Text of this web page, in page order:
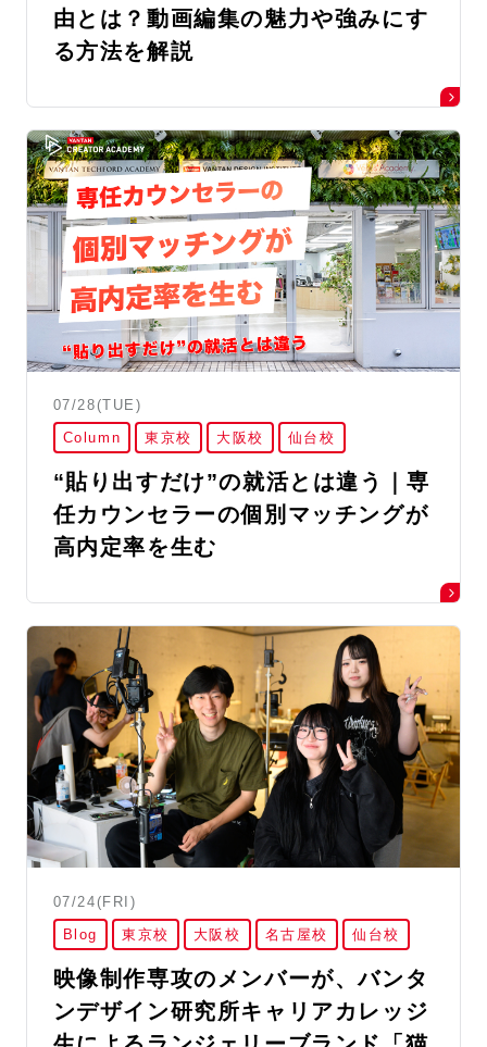
由とは？動画編集の魅力や強みにす
る方法を解説
07/28(TUE)
Column
東京校 大阪校 仙台校
“貼り出すだけ”の就活とは違う｜専
任カウンセラーの個別マッチングが
高内定率を生む
07/24(FRI)
Blog
東京校 大阪校 名古屋校 仙台校
映像制作専攻のメンバーが、バンタ
ンデザイン研究所キャリアカレッジ